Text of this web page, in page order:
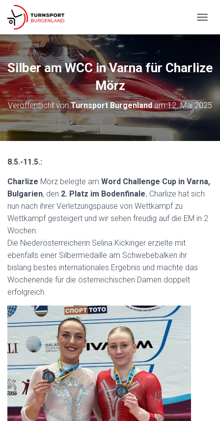
A
A
O
N
U
T
E
Silber am WCC in Varna für Charlize
Mörz
Veröffentlicht vonTurnsport Burgenlandam12. Mai 2025
8.5.-11.5.:
Charlize Mörz belegte am Word Challenge Cup in Varna,
Bulgarien, den 2. Platz im Bodenfinale. Charlize hat sich
nun nach ihrer Verletzungspause von Wettkampf zu
Wettkampf gesteigert und wir sehen freudig auf die EM in 2
Wochen.
Die Niederösterreicherin Selina Kickinger erzielte mit
ebenfalls einer Silbermedaille am Schwebebalken ihr
bislang bestes internationales Ergebnis und machte das
Wochenende für die österreichischen Damen doppelt
erfolgreich.